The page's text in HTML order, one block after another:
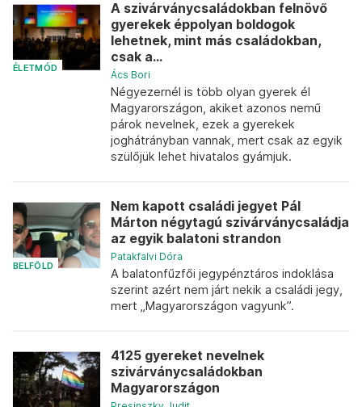
ÉLETMÓD
A szivárványcsaládokban felnövő
gyerekek éppolyan boldogok
lehetnek, mint más családokban,
csak a...
Ács Bori
Négyezernél is több olyan gyerek él
Magyarországon, akiket azonos nemű
párok nevelnek, ezek a gyerekek
joghátrányban vannak, mert csak az egyik
szülőjük lehet hivatalos gyámjuk.
BELFÖLD
Nem kapott családi jegyet Pál
Márton négytagú szivárványcsaládja
az egyik balatoni strandon
Patakfalvi Dóra
A balatonfűzfői jegypénztáros indoklása
szerint azért nem járt nekik a családi jegy,
mert „Magyarországon vagyunk”.
4125 gyereket nevelnek
szivárványcsaládokban
Magyarországon